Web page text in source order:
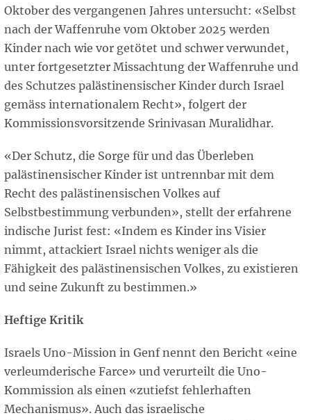
Oktober des vergangenen Jahres untersucht: «Selbst
nach der Waffenruhe vom Oktober 2025 werden
Kinder nach wie vor getötet und schwer verwundet,
unter fortgesetzter Missachtung der Waffenruhe und
des Schutzes palästinensischer Kinder durch Israel
gemäss internationalem Recht», folgert der
Kommissionsvorsitzende Srinivasan Muralidhar.
«Der Schutz, die Sorge für und das Überleben
palästinensischer Kinder ist untrennbar mit dem
Recht des palästinensischen Volkes auf
Selbstbestimmung verbunden», stellt der erfahrene
indische Jurist fest: «Indem es Kinder ins Visier
nimmt, attackiert Israel nichts weniger als die
Fähigkeit des palästinensischen Volkes, zu existieren
und seine Zukunft zu bestimmen.»
Heftige Kritik
Israels Uno-Mission in Genf nennt den Bericht «eine
verleumderische Farce» und verurteilt die Uno-
Kommission als einen «zutiefst fehlerhaften
Mechanismus». Auch das israelische